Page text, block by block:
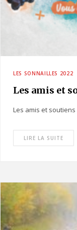
LES SONNAILLES 2022
Les amis et
Les amis et
LIRE LA SUITE